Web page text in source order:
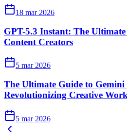
18 mar 2026
GPT-5.3 Instant: The
Content Creators
5 mar 2026
The Ultimate Guide to
Revolutionizing Creative
5 mar 2026